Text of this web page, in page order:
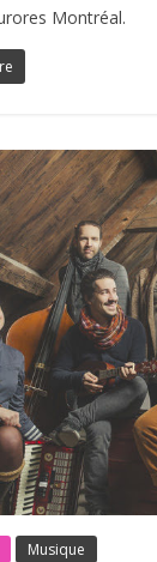
Montréal.
Musique